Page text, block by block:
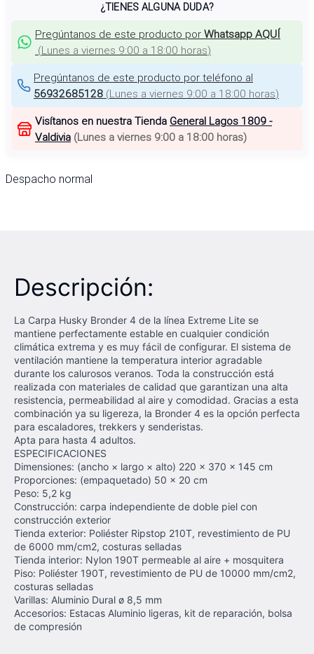
¿TIENES ALGUNA DUDA?
Pregúntanos de este producto por Whatsapp AQUÍ
(Lunes a viernes 9:00 a 18:00 horas)
Pregúntanos de este producto por teléfono al
56932685128 (Lunes a viernes 9:00 a 18:00 horas)
Visítanos en nuestra Tienda General Lagos 1809 -
Valdivia (Lunes a viernes 9:00 a 18:00 horas)
Despacho normal
Descripción:
La Carpa Husky Bronder 4 de la línea Extreme Lite se
mantiene perfectamente estable en cualquier condición
climática extrema y es muy fácil de configurar. El sistema de
ventilación mantiene la temperatura interior agradable
durante los calurosos veranos. Toda la construcción está
realizada con materiales de calidad que garantizan una alta
resistencia, permeabilidad al aire y comodidad. Gracias a esta
combinación ya su ligereza, la Bronder 4 es la opción perfecta
para escaladores, trekkers y senderistas.
Apta para hasta 4 adultos.
ESPECIFICACIONES
Dimensiones: (ancho × largo × alto) 220 × 370 × 145 cm
Proporciones: (empaquetado) 50 × 20 cm
Peso: 5,2 kg
Construcción: carpa independiente de doble piel con
construcción exterior
Tienda exterior: Poliéster Ripstop 210T, revestimiento de PU
de 6000 mm/cm2, costuras selladas
Tienda interior: Nylon 190T permeable al aire + mosquitera
Piso: Poliéster 190T, revestimiento de PU de 10000 mm/cm2,
costuras selladas
Varillas: Aluminio Dural ø 8,5 mm
Accesorios: Estacas Aluminio ligeras, kit de reparación, bolsa
de compresión